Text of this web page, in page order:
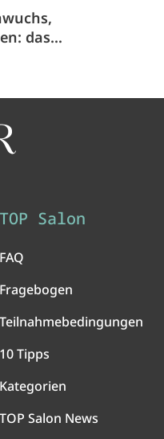
das
TOP Salon
FAQ
Fragebogen
Teilnahmebedingungen
10 Tipps
Kategorien
TOP Salon News